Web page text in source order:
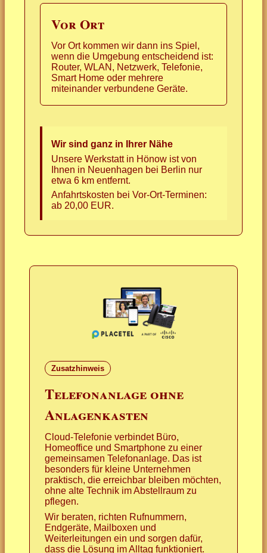
Vor Ort
Vor Ort kommen wir dann ins Spiel,
wenn die Umgebung entscheidend ist:
Router, WLAN, Netzwerk, Telefonie,
Smart Home oder mehrere
miteinander verbundene Geräte.
Wir sind ganz in Ihrer Nähe
Unsere Werkstatt in Hönow ist von
Ihnen in Neuenhagen bei Berlin nur
etwa 6 km entfernt.
Anfahrtskosten bei Vor-Ort-Terminen:
ab 20,00 EUR.
Zusatzhinweis
Telefonanlage ohne
Anlagenkasten
Cloud-Telefonie verbindet Büro,
Homeoffice und Smartphone zu einer
gemeinsamen Telefonanlage. Das ist
besonders für kleine Unternehmen
praktisch, die erreichbar bleiben möchten,
ohne alte Technik im Abstellraum zu
pflegen.
Wir beraten, richten Rufnummern,
Endgeräte, Mailboxen und
Weiterleitungen ein und sorgen dafür,
dass die Lösung im Alltag funktioniert.